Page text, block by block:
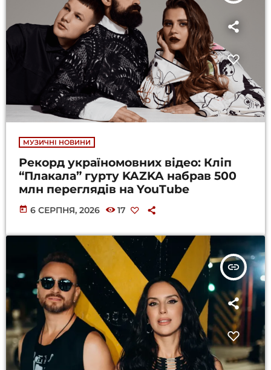
МУЗИЧНІ НОВИНИ
Рекорд україномовних відео: Кліп
“Плакала” гурту KAZKA набрав 500
млн переглядів на YouTube
today 6 СЕРПНЯ, 2026 17
insert_link